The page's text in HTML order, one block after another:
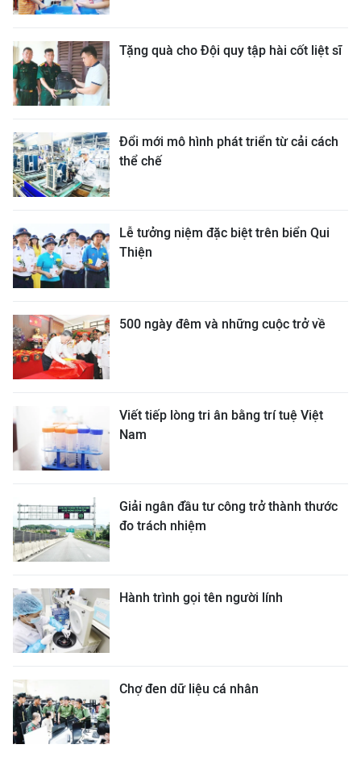
Tặng quà cho Đội quy tập hài cốt liệt sĩ
Đổi mới mô hình phát triển từ cải cách
thể chế
Lễ tưởng niệm đặc biệt trên biển Qui
Thiện
500 ngày đêm và những cuộc trở về
Viết tiếp lòng tri ân bằng trí tuệ Việt
Nam
Giải ngân đầu tư công trở thành thước
đo trách nhiệm
Hành trình gọi tên người lính
Chợ đen dữ liệu cá nhân